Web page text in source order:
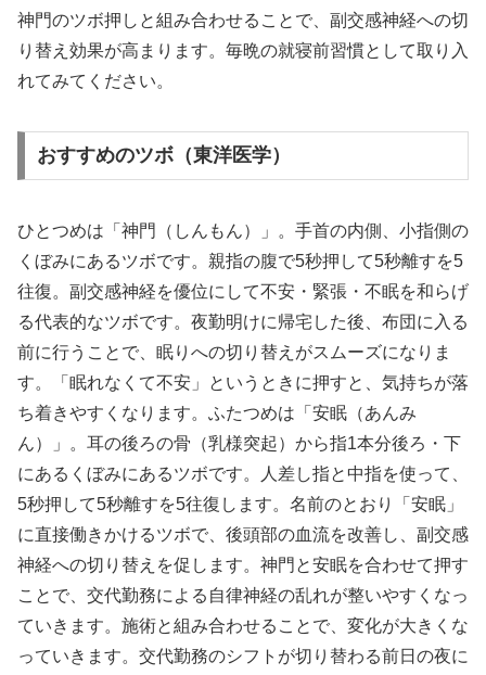
神門のツボ押しと組み合わせることで、副交感神経への切
り替え効果が高まります。毎晩の就寝前習慣として取り入
れてみてください。
おすすめのツボ（東洋医学）
ひとつめは「神門（しんもん）」。手首の内側、小指側の
くぼみにあるツボです。親指の腹で5秒押して5秒離すを5
往復。副交感神経を優位にして不安・緊張・不眠を和らげ
る代表的なツボです。夜勤明けに帰宅した後、布団に入る
前に行うことで、眠りへの切り替えがスムーズになりま
す。「眠れなくて不安」というときに押すと、気持ちが落
ち着きやすくなります。ふたつめは「安眠（あんみ
ん）」。耳の後ろの骨（乳様突起）から指1本分後ろ・下
にあるくぼみにあるツボです。人差し指と中指を使って、
5秒押して5秒離すを5往復します。名前のとおり「安眠」
に直接働きかけるツボで、後頭部の血流を改善し、副交感
神経への切り替えを促します。神門と安眠を合わせて押す
ことで、交代勤務による自律神経の乱れが整いやすくなっ
ていきます。施術と組み合わせることで、変化が大きくな
っていきます。交代勤務のシフトが切り替わる前日の夜に